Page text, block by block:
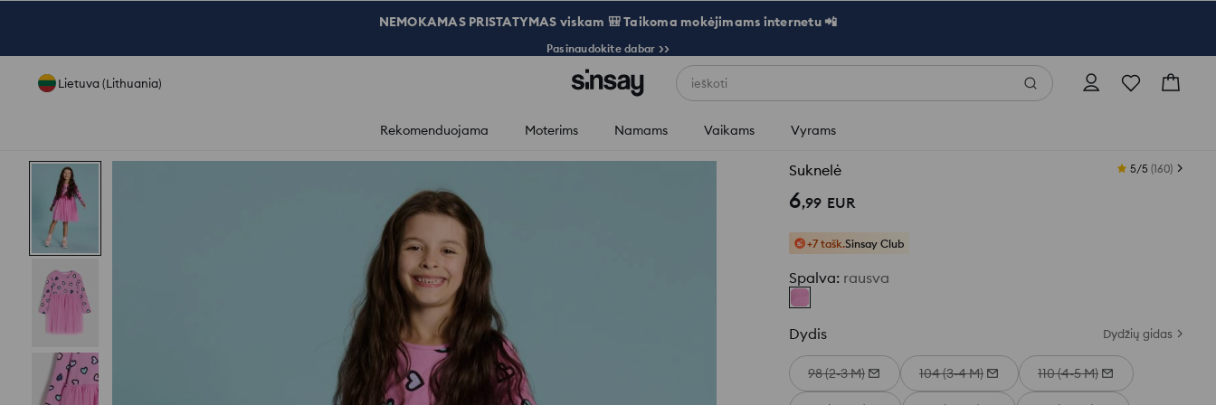
NEMOKAMAS PRISTATYMAS viskam 🎒 Taikoma mokėjimams internetu 📲
Pasinaudokite dabar >>
Lietuva (Lithuania) ieškoti
Rekomenduojama Moterims Namams Vaikams Vyrams
Suknelė 5/5 (160)
6,99 EUR
+7 tašk.Sinsay Club
Spalva: rausva
Dydis Dydžių gidas
98 (2-3 M) 104 (3-4 M) 110 (4-5 M)